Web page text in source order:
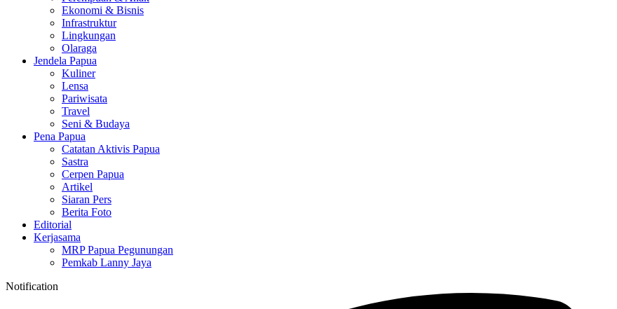
Ekonomi & Bisnis
Infrastruktur
Lingkungan
Olaraga
Jendela Papua
Kuliner
Lensa
Pariwisata
Travel
Seni & Budaya
Pena Papua
Catatan Aktivis Papua
Sastra
Cerpen Papua
Artikel
Siaran Pers
Berita Foto
Editorial
Kerjasama
MRP Papua Pegunungan
Pemkab Lanny Jaya
Notification